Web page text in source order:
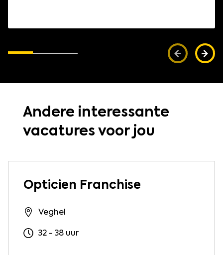
Andere interessante
vacatures voor jou
Opticien Franchise
Veghel
32 - 38 uur